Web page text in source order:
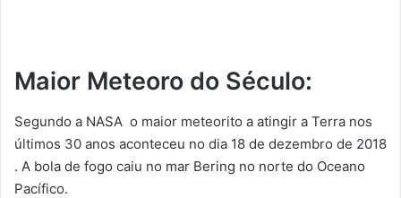
Maior Meteoro do Século:
Segundo a NASA o maior meteorito a atingir a Terra nos
últimos 30 anos aconteceu no dia 18 de dezembro de 2018
. A bola de fogo caiu no mar Bering no norte do Oceano
Pacífico.